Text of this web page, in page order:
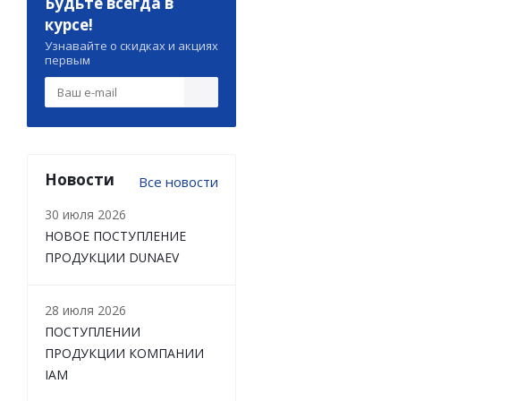
курсе!
Узнавайте о скидках и акциях
первым
Новости Все новости
30 июля 2026
НОВОЕ ПОСТУПЛЕНИЕ
ПРОДУКЦИИ DUNAEV
28 июля 2026
ПОСТУПЛЕНИИ
ПРОДУКЦИИ КОМПАНИИ
IAM